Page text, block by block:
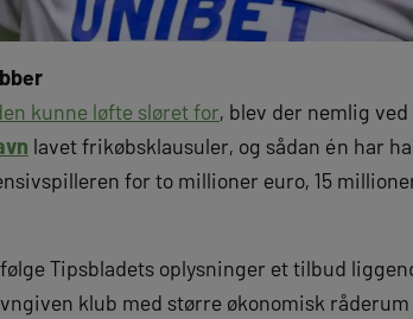
kunne løfte sløret for, blev der nemlig
lavet frikøbsklausuler, og sådan én har
for to millioner euro, 15
Tipsbladets oplysninger et tilbud
klub med større økonomisk råderum